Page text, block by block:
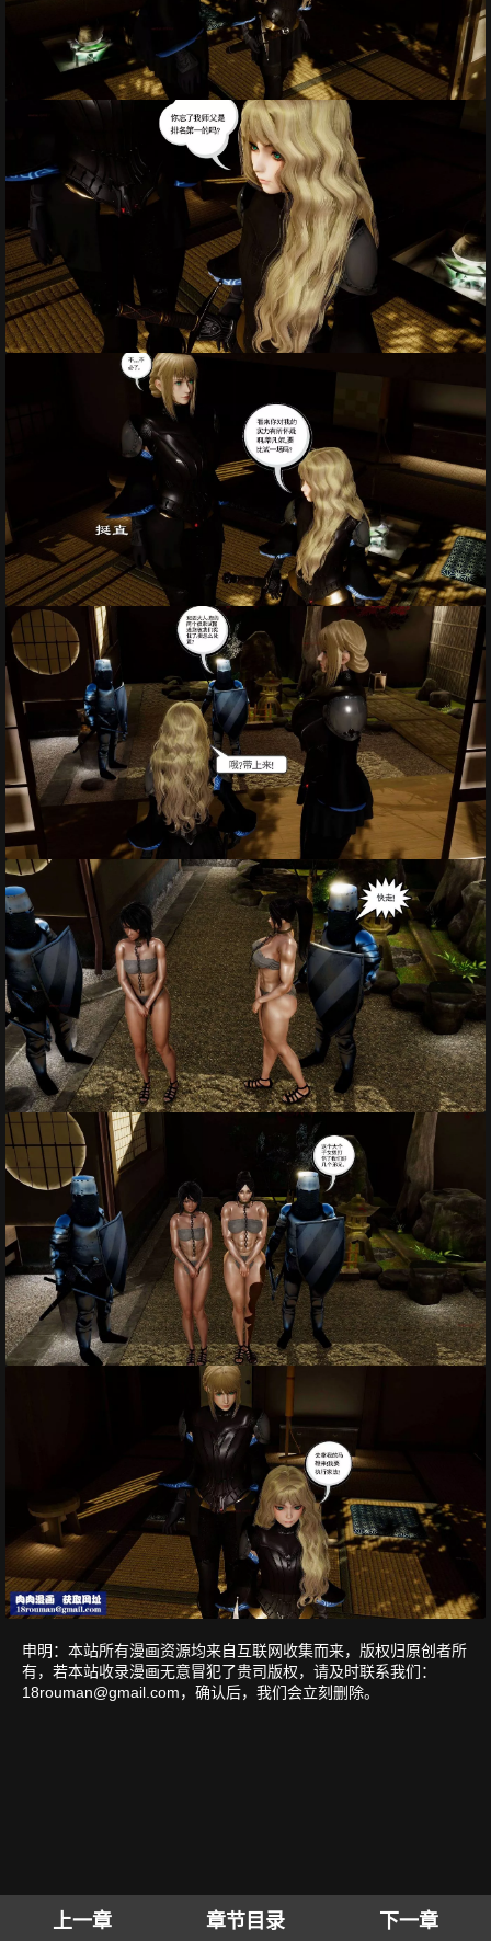
上一章 章节目录 下一章
申明：本站所有漫画资源均来自互联网收集而来，版权归原创者所
有，若本站收录漫画无意冒犯了贵司版权，请及时联系我们：
18rouman@gmail.com，确认后，我们会立刻删除。